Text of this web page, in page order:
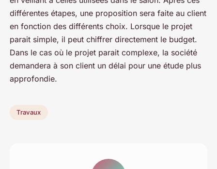
différentes étapes, une proposition sera faite au client
en fonction des différents choix. Lorsque le projet
parait simple, il peut chiffrer directement le budget.
Dans le cas où le projet parait complexe, la société
demandera à son client un délai pour une étude plus
approfondie.
Travaux